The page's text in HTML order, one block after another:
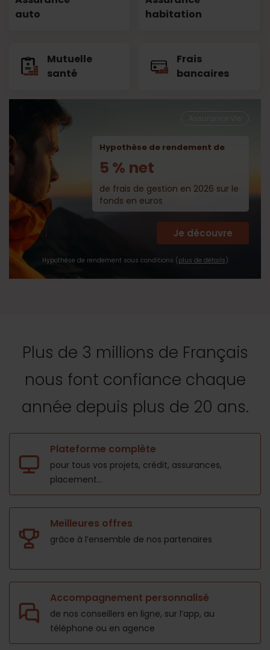
auto
habitation
Mutuelle
santé
Frais
bancaires
Hypothèse de rendement de
5 % net
de frais de gestion en 2026 sur le
fonds en euros
Hypothèse de rendement sous conditions ( plus de détails )
Je découvre
Plus de 3 millions de Français
nous font confiance chaque
année depuis plus de 20 ans.
Plateforme complète
pour tous vos projets, crédit, assurances,
placement...
Meilleures offres
grâce à l’ensemble de nos partenaires
Accompagnement personnalisé
de nos conseillers en ligne, sur l’app, au
téléphone ou en agence